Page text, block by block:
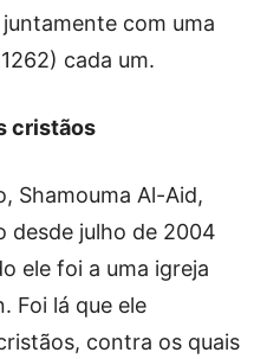
com uma
cada um.
cristãos
Shamouma Al-Aid,
desde julho de 2004
ele foi a uma igreja
Foi lá que ele
contra os quais